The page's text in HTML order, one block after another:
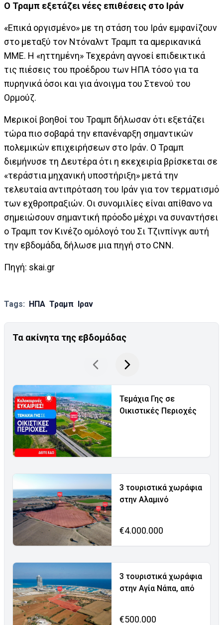
Ο Τραμπ εξετάζει νέες επιθέσεις στο Ιράν
«Επικά οργισμένο» με τη στάση του Ιράν εμφανίζουν
στο μεταξύ τον Ντόναλντ Τραμπ τα αμερικανικά
ΜΜΕ. Η «ηττημένη» Τεχεράνη αγνοεί επιδεικτικά
τις πιέσεις του προέδρου των ΗΠΑ τόσο για τα
πυρηνικά όσοι και για άνοιγμα του Στενού του
Ορμούζ.
Μερικοί βοηθοί του Τραμπ δήλωσαν ότι εξετάζει
τώρα πιο σοβαρά την επανέναρξη σημαντικών
πολεμικών επιχειρήσεων στο Ιράν. Ο Τραμπ
διεμήνυσε τη Δευτέρα ότι η εκεχειρία βρίσκεται σε
«τεράστια μηχανική υποστήριξη» μετά την
τελευταία αντιπρόταση του Ιράν για τον τερματισμό
των εχθροπραξιών. Οι συνομιλίες είναι απίθανο να
σημειώσουν σημαντική πρόοδο μέχρι να συναντήσει
ο Τραμπ τον Κινέζο ομόλογό του Σι Τζινπίνγκ αυτή
την εβδομάδα, δήλωσε μια πηγή στο CNN.
Πηγή: skai.gr
Tags: ΗΠΑ Τραμπ Ιραν
Τα ακίνητα της εβδομάδας
Τεμάχια Γης σε
Οικιστικές Περιοχές
3 τουριστικά χωράφια
στην Αλαμινό
€4.000.000
3 τουριστικά χωράφια
στην Αγία Νάπα, από
€500.000